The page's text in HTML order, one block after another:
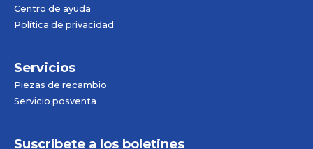
Centro de ayuda
Política de privacidad
Servicios
Piezas de recambio
Servicio posventa
Suscríbete a los boletines